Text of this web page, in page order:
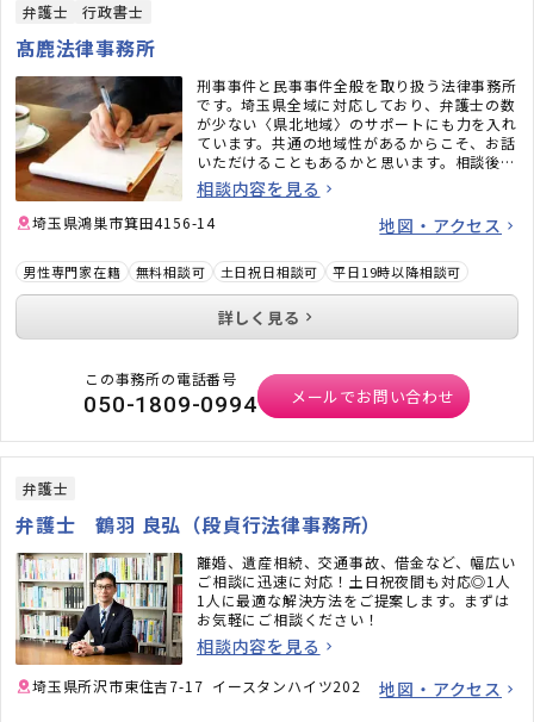
弁護士 行政書士
髙鹿法律事務所
刑事事件と民事事件全般を取り扱う法律事務所
です。埼玉県全域に対応しており、弁護士の数
が少ない〈県北地域〉のサポートにも力を入れ
ています。共通の地域性があるからこそ、お話
いただけることもあるかと思います。相談後に
「元気になれました！」と言っていただくこと
も多い弁護士ですので、安心してご相談くださ
い。
相談内容を見る
埼玉県鴻巣市箕田4156-14 地図・アクセス
男性専門家在籍 無料相談可 土日祝日相談可 平日19時以降相談可
詳しく見る
この事務所の電話番号
050-1809-0994 メールでお問い合わせ
弁護士
弁護士 鶴羽 良弘（段貞行法律事務所）
離婚、遺産相続、交通事故、借金など、幅広い
ご相談に迅速に対応！土日祝夜間も対応◎1人
1人に最適な解決方法をご提案します。まずは
お気軽にご相談ください！
相談内容を見る
埼玉県所沢市東住吉7-17 イースタンハイツ202 地図・アクセス